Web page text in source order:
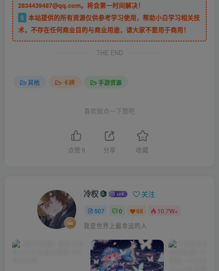
2834439487@qq.com。将会第一时间解决！
5 本站提供的所有资源仅供参考学习使用，帮助小白学习相关技
术，不存在任何商业目的与商业用途，请大家不要用于商用！
THE END
其他 卡牌 手游资源
喜欢就点一下赞吧
点赞 9 分享 收藏
冷权 关注
507 0 68 10.7W+
我是世界上最幸运的人